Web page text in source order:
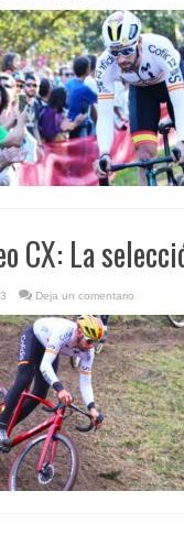
CX: La
Deja un comentario